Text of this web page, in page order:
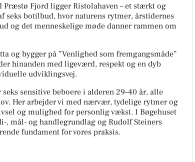
Præstø Fjord ligger Ristolahaven – et stærkt og
seks botilbud, hvor naturens rytmer, årstidernes
og det menneskelige møde danner rammen om
og bygger på ”Venlighed som fremgangsmåde”
hinanden med ligeværd, respekt og en dyb
udviklingsvej.
sensitive beboere i alderen 29–40 år, alle
Her arbejder vi med nærvær, tydelige rytmer og
og mulighed for personlig vækst. I Bøgehuset
, mål- og handlegrundlag og Rudolf Steiners
fundament for vores praksis.